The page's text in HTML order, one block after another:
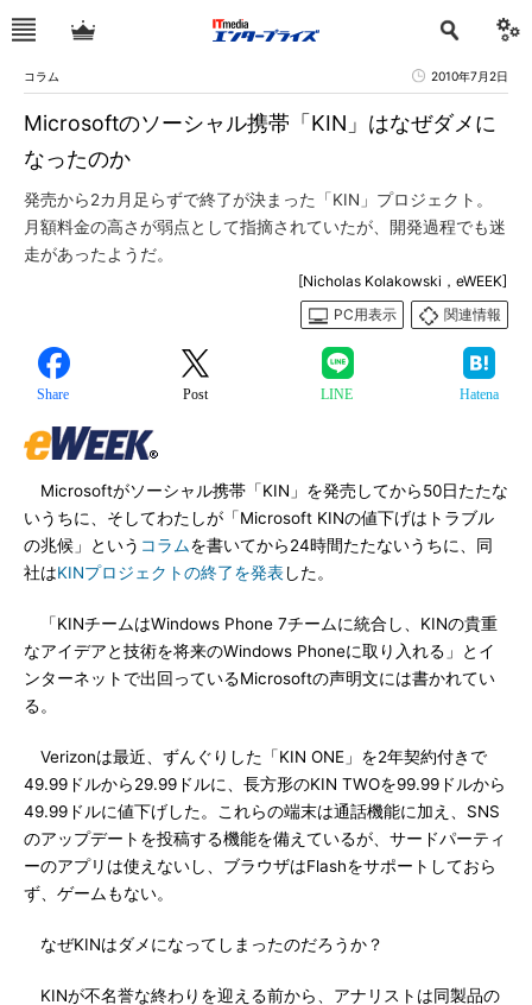
コラム 2010年7月2日
Microsoftのソーシャル携帯「KIN」はなぜダメに
なったのか
発売から2カ月足らずで終了が決まった「KIN」プロジェクト。
月額料金の高さが弱点として指摘されていたが、開発過程でも迷
走があったようだ。
[Nicholas Kolakowski，eWEEK]
PC用表示
関連情報
Share Post LINE Hatena
Microsoftがソーシャル携帯「KIN」を発売してから50日たたな
いうちに、そしてわたしが「Microsoft KINの値下げはトラブル
の兆候」という コラムを書いてから24時間たたないうちに、同
社はKINプロジェクトの終了を発表した。
「KINチームはWindows Phone 7チームに統合し、KINの貴重
なアイデアと技術を将来のWindows Phoneに取り入れる」とイ
ンターネットで出回っているMicrosoftの声明文には書かれてい
る。
Verizonは最近、ずんぐりした「KIN ONE」を2年契約付きで
49.99ドルから29.99ドルに、長方形のKIN TWOを99.99ドルから
49.99ドルに値下げした。これらの端末は通話機能に加え、SNS
のアップデートを投稿する機能を備えているが、サードパーティ
ーのアプリは使えないし、ブラウザはFlashをサポートしておら
ず、ゲームもない。
なぜKINはダメになってしまったのだろうか？
KINが不名誉な終わりを迎える前から、アナリストは同製品の